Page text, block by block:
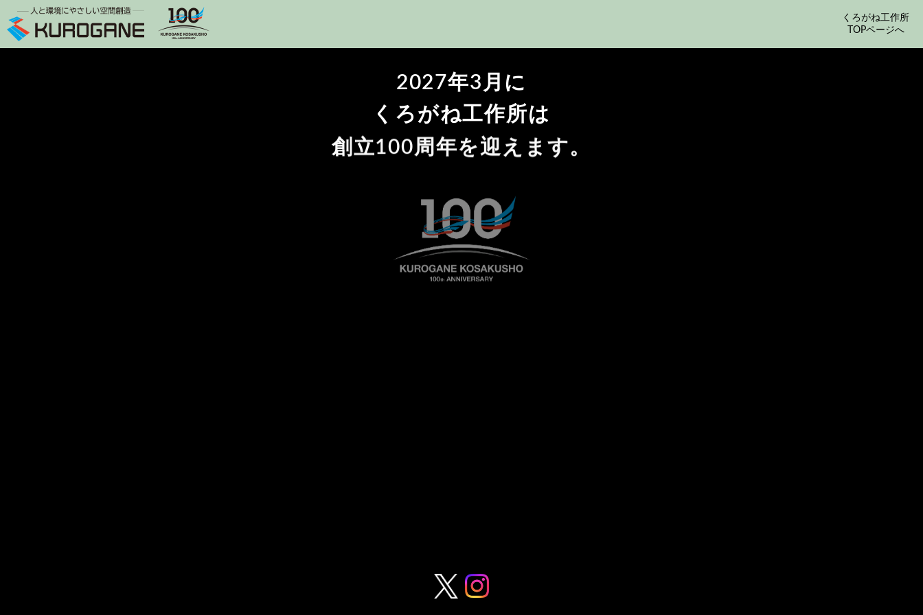
くろがね工作所
TOPページへ
2027年3月に
くろがね工作所は
創立100周年を迎えます。